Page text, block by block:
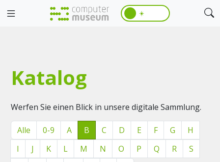
☀️
Katalog
Werfen Sie einen Blick in unsere digitale Sammlung.
Alle 0-9 A B C D E F G
H
I
J K L M N O P Q R
S